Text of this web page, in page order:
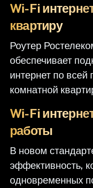
Wi-Fi
квартиру
Роутер
обеспечивает
интернет по
комнатной
Wi-Fi
работы
В новом
эффективность,
одновременных